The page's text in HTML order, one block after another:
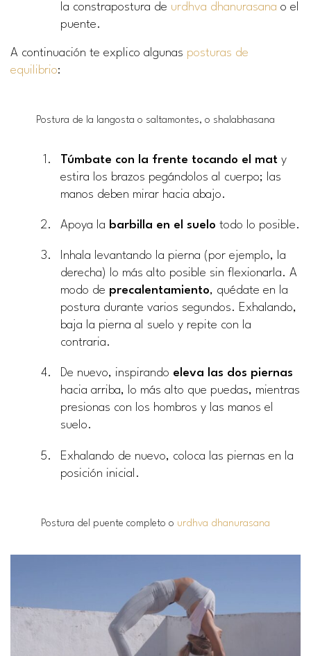
la constrapostura de urdhva dhanurasana o el
puente.
A continuación te explico algunas posturas de
equilibrio:
Postura de la langosta o saltamontes, o shalabhasana
Túmbate con la frente tocando el mat y
estira los brazos pegándolos al cuerpo; las
manos deben mirar hacia abajo.
Apoya la barbilla en el suelo todo lo posible.
Inhala levantando la pierna (por ejemplo, la
derecha) lo más alto posible sin flexionarla. A
modo de precalentamiento, quédate en la
postura durante varios segundos. Exhalando,
baja la pierna al suelo y repite con la
contraria.
De nuevo, inspirando eleva las dos piernas
hacia arriba, lo más alto que puedas, mientras
presionas con los hombros y las manos el
suelo.
Exhalando de nuevo, coloca las piernas en la
posición inicial.
Postura del puente completo o urdhva dhanurasana